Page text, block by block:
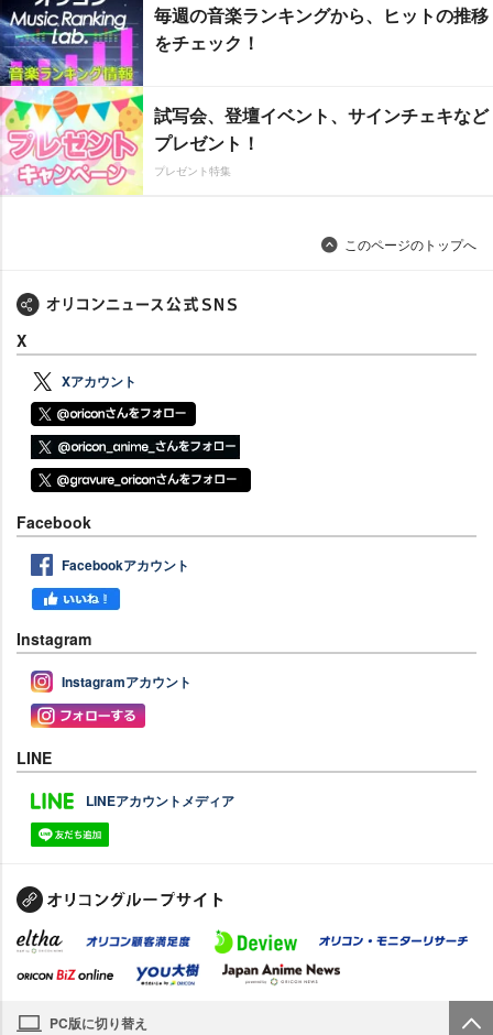
毎週の音楽ランキングから、ヒットの推移
をチェック！
試写会、登壇イベント、サインチェキなど
プレゼント！
プレゼント特集
このページのトップへ
X
Xアカウント
Facebook
Facebookアカウント
Instagram
Instagramアカウント
LINE
LINEアカウントメディア
PC版に切り替え